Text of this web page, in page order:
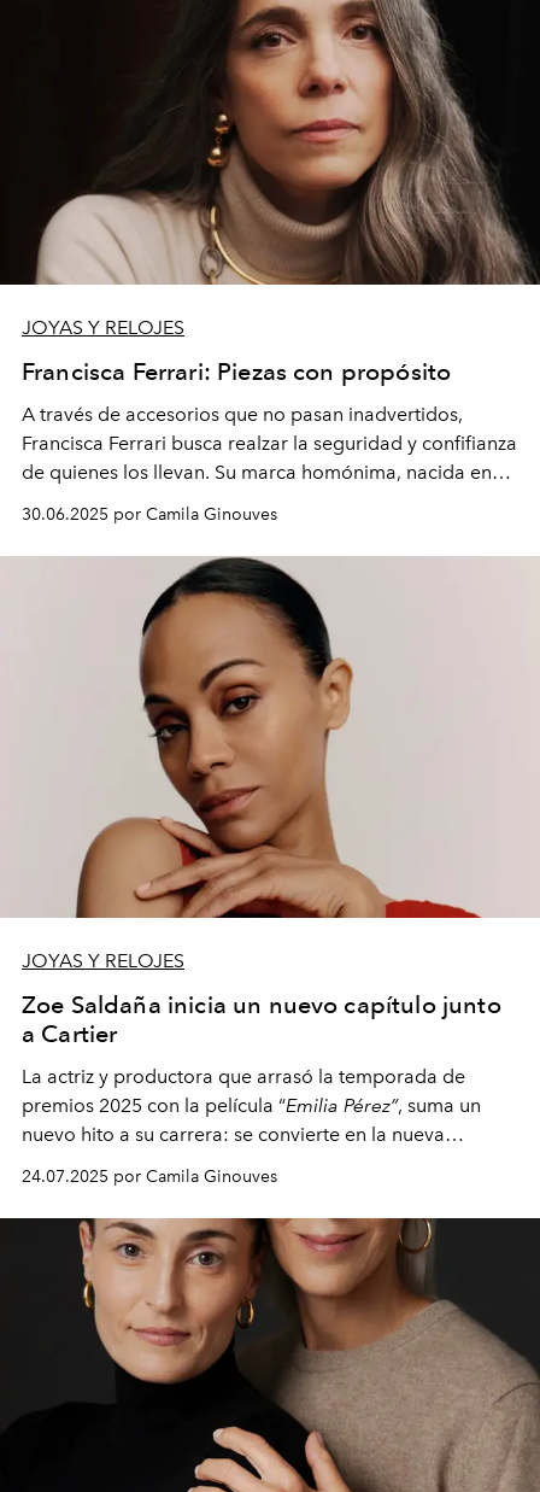
JOYAS Y RELOJES
Francisca Ferrari: Piezas con propósito
A través de accesorios que no pasan inadvertidos,
Francisca Ferrari busca realzar la seguridad y confifianza
de quienes los llevan. Su marca homónima, nacida en
30.06.2025 por Camila Ginouves
JOYAS Y RELOJES
Zoe Saldaña inicia un nuevo capítulo junto
a Cartier
La actriz y productora que arrasó la temporada de
premios 2025 con la película “Emilia Pérez”, suma un
nuevo hito a su carrera: se convierte en la nueva
fusión entre creatividad y elegancia.
24.07.2025 por Camila Ginouves